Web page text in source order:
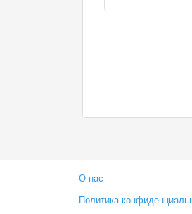
О нас
Политика